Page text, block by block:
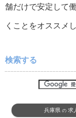
舗だけで安定して
くことをオススメ
検索する
兵庫県の 求